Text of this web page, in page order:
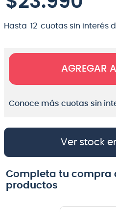
Hasta 12 cuotas sin interés
AGREGAR
Conoce más cuotas sin
Ver stock
Completa tu compra
productos